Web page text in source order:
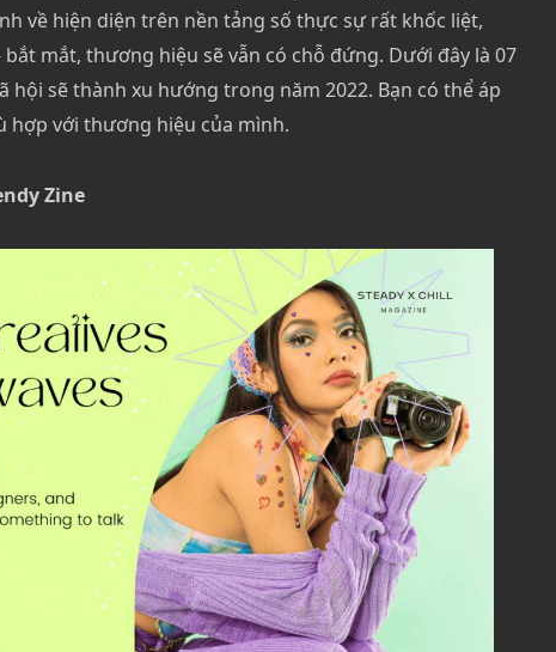
về hiện diện trên nền tảng số thực sự rất khốc liệt,
mắt, thương hiệu sẽ vẫn có chỗ đứng. Dưới đây là 07
hội sẽ thành xu hướng trong năm 2022. Bạn có thể áp
hợp với thương hiệu của mình.
Zine